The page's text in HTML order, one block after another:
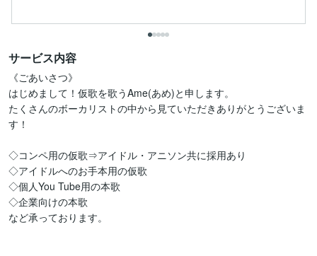
サービス内容
《ごあいさつ》
はじめまして！仮歌を歌うAme(あめ)と申します。
たくさんのボーカリストの中から見ていただきありがとうございま
す！
◇コンペ用の仮歌⇒アイドル・アニソン共に採用あり
◇アイドルへのお手本用の仮歌
◇個人You Tube用の本歌
◇企業向けの本歌
など承っております。